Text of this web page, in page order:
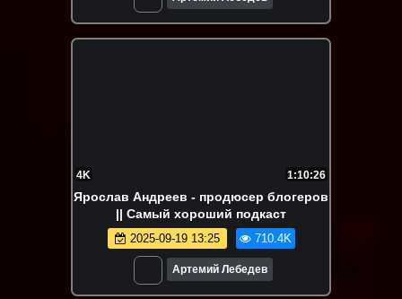
4K 1:10:26
Ярослав Андреев - продюсер блогеров
|| Самый хороший подкаст
2025-09-19 13:25 710.4K
Артемий Лебедев